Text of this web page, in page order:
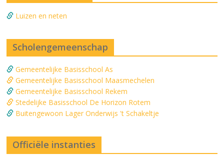
Luizen en neten
Scholengemeenschap
Gemeentelijke Basisschool As
Gemeentelijke Basisschool Maasmechelen
Gemeentelijke Basisschool Rekem
Stedelijke Basisschool De Horizon Rotem
Buitengewoon Lager Onderwijs 't Schakeltje
Officiële instanties